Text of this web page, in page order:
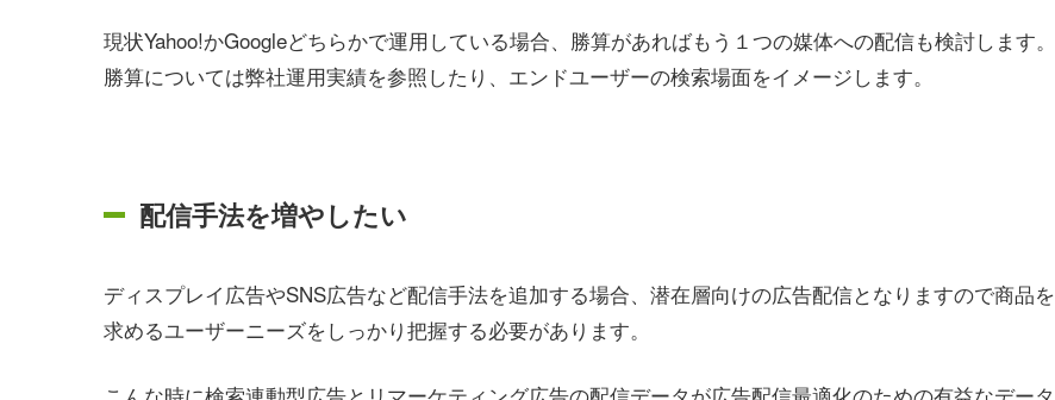
現状Yahoo!かGoogleどちらかで運用している場合、勝算があればもう１つの媒体への配信も検討します。
勝算については弊社運用実績を参照したり、エンドユーザーの検索場面をイメージします。
配信手法を増やしたい
ディスプレイ広告やSNS広告など配信手法を追加する場合、潜在層向けの広告配信となりますので商品を
求めるユーザーニーズをしっかり把握する必要があります。